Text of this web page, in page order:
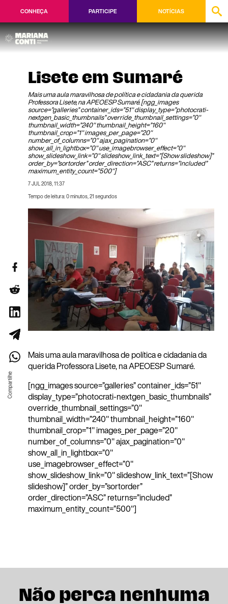
CONHEÇA PARTICIPE NOTÍCIAS
Lisete em Sumaré
Mais uma aula maravilhosa de política e cidadania da querida
Professora Lisete, na APEOESP Sumaré. [ngg_images
source=”galleries” container_ids=”51″ display_type=”photocrati-
nextgen_basic_thumbnails” override_thumbnail_settings=”0″
thumbnail_width=”240″ thumbnail_height=”160″
thumbnail_crop=”1″ images_per_page=”20″
number_of_columns=”0″ ajax_pagination=”0″
show_all_in_lightbox=”0″ use_imagebrowser_effect=”0″
show_slideshow_link=”0″ slideshow_link_text=”[Show slideshow]”
order_by=”sortorder” order_direction=”ASC” returns=”included”
maximum_entity_count=”500″]
7 JUL 2018, 11:37
Tempo de leitura: 0 minutos, 21 segundos
Mais uma aula maravilhosa de política e cidadania da
querida Professora Lisete, na APEOESP Sumaré.
[ngg_images source=”galleries” container_ids=”51″
display_type=”photocrati-nextgen_basic_thumbnails”
override_thumbnail_settings=”0″
thumbnail_width=”240″ thumbnail_height=”160″
thumbnail_crop=”1″ images_per_page=”20″
number_of_columns=”0″ ajax_pagination=”0″
show_all_in_lightbox=”0″
use_imagebrowser_effect=”0″
show_slideshow_link=”0″ slideshow_link_text=”[Show
slideshow]” order_by=”sortorder”
order_direction=”ASC” returns=”included”
maximum_entity_count=”500″]
Não perca nenhuma